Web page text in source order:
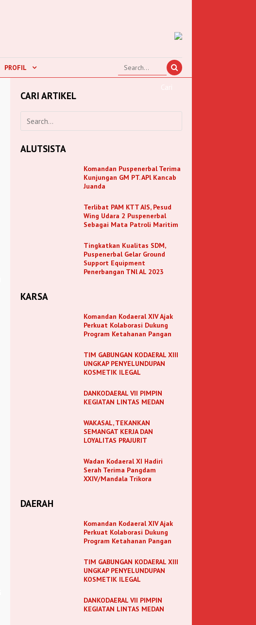
PROFIL
CARI ARTIKEL
ALUTSISTA
Komandan Puspenerbal Terima
Kunjungan GM PT. APl Kancab
Juanda
Terlibat PAM KTT AIS, Pesud
Wing Udara 2 Puspenerbal
Sebagai Mata Patroli Maritim
Tingkatkan Kualitas SDM,
Puspenerbal Gelar Ground
Support Equipment
Penerbangan TNl AL 2023
KARSA
Komandan Kodaeral XIV Ajak
Perkuat Kolaborasi Dukung
Program Ketahanan Pangan
TIM GABUNGAN KODAERAL XIII
UNGKAP PENYELUNDUPAN
KOSMETIK ILEGAL
DANKODAERAL VII PIMPIN
KEGIATAN LINTAS MEDAN
WAKASAL, TEKANKAN
SEMANGAT KERJA DAN
LOYALITAS PRAJURIT
Wadan Kodaeral XI Hadiri
Serah Terima Pangdam
XXIV/Mandala Trikora
DAERAH
Komandan Kodaeral XIV Ajak
Perkuat Kolaborasi Dukung
Program Ketahanan Pangan
TIM GABUNGAN KODAERAL XIII
UNGKAP PENYELUNDUPAN
KOSMETIK ILEGAL
DANKODAERAL VII PIMPIN
KEGIATAN LINTAS MEDAN